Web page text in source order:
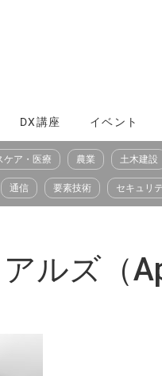
DX講座 イベント
ケア・医療 農業 土木建設
通信 要素技術 セキュリ
ルズ（